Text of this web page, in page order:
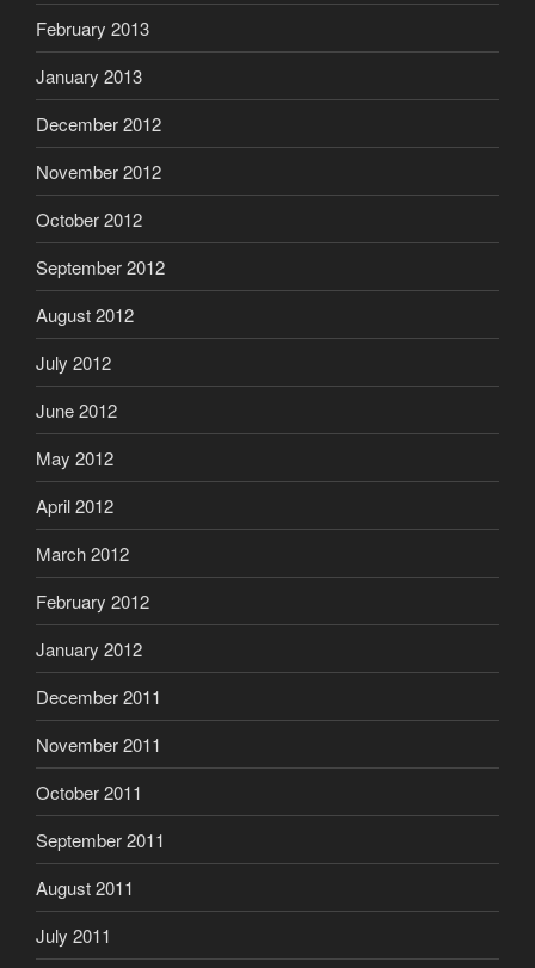
February 2013
January 2013
December 2012
November 2012
October 2012
September 2012
August 2012
July 2012
June 2012
May 2012
April 2012
March 2012
February 2012
January 2012
December 2011
November 2011
October 2011
September 2011
August 2011
July 2011